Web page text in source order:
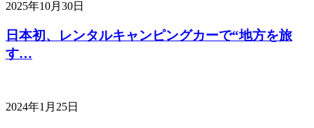
2025年10月30日
日本初、レンタルキャンピングカーで“地方を旅
す…
2024年1月25日